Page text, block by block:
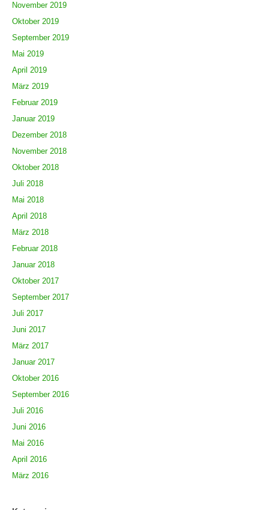
November 2019
Oktober 2019
September 2019
Mai 2019
April 2019
März 2019
Februar 2019
Januar 2019
Dezember 2018
November 2018
Oktober 2018
Juli 2018
Mai 2018
April 2018
März 2018
Februar 2018
Januar 2018
Oktober 2017
September 2017
Juli 2017
Juni 2017
März 2017
Januar 2017
Oktober 2016
September 2016
Juli 2016
Juni 2016
Mai 2016
April 2016
März 2016